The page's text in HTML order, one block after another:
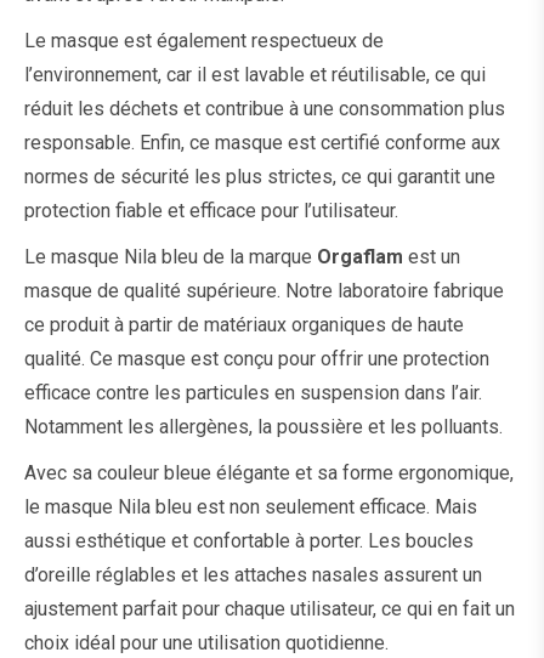
Le masque est également respectueux de
l’environnement, car il est lavable et réutilisable, ce qui
réduit les déchets et contribue à une consommation plus
responsable. Enfin, ce masque est certifié conforme aux
normes de sécurité les plus strictes, ce qui garantit une
protection fiable et efficace pour l’utilisateur.
Le masque Nila bleu de la marque Orgaflam est un
masque de qualité supérieure. Notre laboratoire fabrique
ce produit à partir de matériaux organiques de haute
qualité. Ce masque est conçu pour offrir une protection
efficace contre les particules en suspension dans l’air.
Notamment les allergènes, la poussière et les polluants.
Avec sa couleur bleue élégante et sa forme ergonomique,
le masque Nila bleu est non seulement efficace. Mais
aussi esthétique et confortable à porter. Les boucles
d’oreille réglables et les attaches nasales assurent un
ajustement parfait pour chaque utilisateur, ce qui en fait un
choix idéal pour une utilisation quotidienne.